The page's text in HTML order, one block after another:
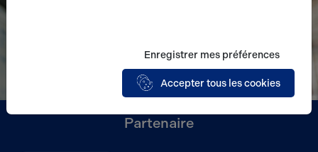
Partenaire
Enregistrer mes préférences
Accepter tous les cookies